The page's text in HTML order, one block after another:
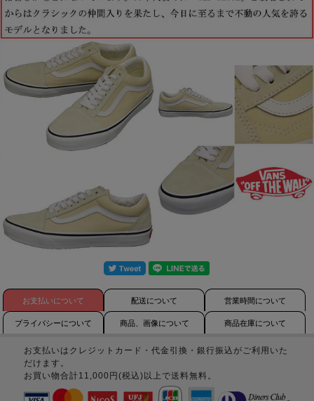
お支払いについて 配送について 営業時間について
プライバシーについて 商品、画像について 商品在庫について
お支払いはクレジットカード・代金引換・銀行振込がご利用いた
だけます。
お買い物合計11,000円(税込)以上で送料無料。